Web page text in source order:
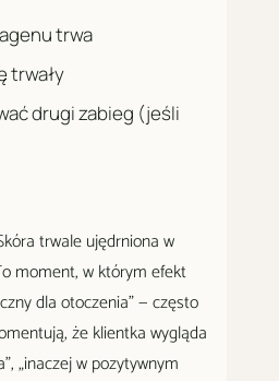
trwa
trwały
drugi zabieg (jeśli
trwale ujędrniona w
moment, w którym efekt
dla otoczenia" — często
że klientka wygląda
„inaczej w pozytywnym